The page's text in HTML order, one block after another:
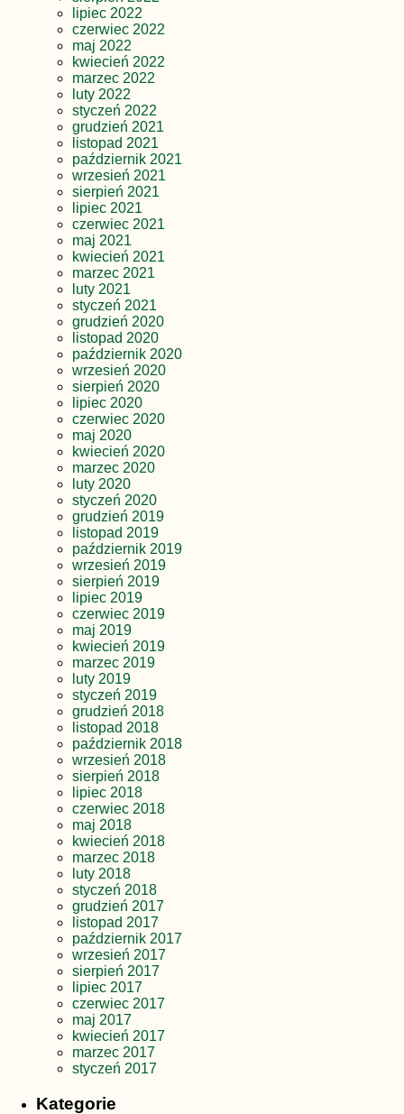
lipiec 2022
czerwiec 2022
maj 2022
kwiecień 2022
marzec 2022
luty 2022
styczeń 2022
grudzień 2021
listopad 2021
październik 2021
wrzesień 2021
sierpień 2021
lipiec 2021
czerwiec 2021
maj 2021
kwiecień 2021
marzec 2021
luty 2021
styczeń 2021
grudzień 2020
listopad 2020
październik 2020
wrzesień 2020
sierpień 2020
lipiec 2020
czerwiec 2020
maj 2020
kwiecień 2020
marzec 2020
luty 2020
styczeń 2020
grudzień 2019
listopad 2019
październik 2019
wrzesień 2019
sierpień 2019
lipiec 2019
czerwiec 2019
maj 2019
kwiecień 2019
marzec 2019
luty 2019
styczeń 2019
grudzień 2018
listopad 2018
październik 2018
wrzesień 2018
sierpień 2018
lipiec 2018
czerwiec 2018
maj 2018
kwiecień 2018
marzec 2018
luty 2018
styczeń 2018
grudzień 2017
listopad 2017
październik 2017
wrzesień 2017
sierpień 2017
lipiec 2017
czerwiec 2017
maj 2017
kwiecień 2017
marzec 2017
styczeń 2017
Kategorie